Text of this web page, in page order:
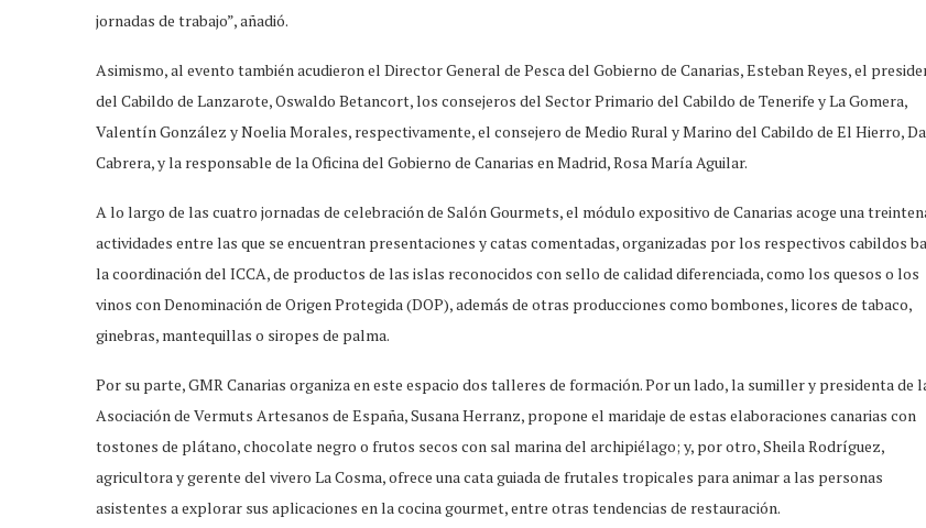
jornadas de trabajo”, añadió.
Asimismo, al evento también acudieron el Director General de Pesca del Gobierno de Canarias, Esteban Reyes, el
del Cabildo de Lanzarote, Oswaldo Betancort, los consejeros del Sector Primario del Cabildo de Tenerife y La Gomera,
Valentín González y Noelia Morales, respectivamente, el consejero de Medio Rural y Marino del Cabildo de El Hierro,
Cabrera, y la responsable de la Oficina del Gobierno de Canarias en Madrid, Rosa María Aguilar.
A lo largo de las cuatro jornadas de celebración de Salón Gourmets, el módulo expositivo de Canarias acoge una
actividades entre las que se encuentran presentaciones y catas comentadas, organizadas por los respectivos cabildos
la coordinación del ICCA, de productos de las islas reconocidos con sello de calidad diferenciada, como los quesos o los
vinos con Denominación de Origen Protegida (DOP), además de otras producciones como bombones, licores de tabaco,
ginebras, mantequillas o siropes de palma.
Por su parte, GMR Canarias organiza en este espacio dos talleres de formación. Por un lado, la sumiller y presidenta de
Asociación de Vermuts Artesanos de España, Susana Herranz, propone el maridaje de estas elaboraciones canarias con
tostones de plátano, chocolate negro o frutos secos con sal marina del archipiélago; y, por otro, Sheila Rodríguez,
agricultora y gerente del vivero La Cosma, ofrece una cata guiada de frutales tropicales para animar a las personas
asistentes a explorar sus aplicaciones en la cocina gourmet, entre otras tendencias de restauración.